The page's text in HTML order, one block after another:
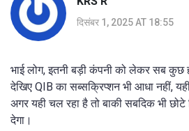
दिसंबर 1, 2025 AT 18:55
भाई लोग, इतनी बड़ी कंपनी को लेकर सब कुछ
देखिए QIB का सब्सक्रिप्शन भी आधा नहीं,
अगर यही चल रहा है तो बाकी सबदिक भी
देगा।